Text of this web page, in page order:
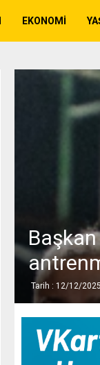
EKONOMI
Tarih : 12/12/2025